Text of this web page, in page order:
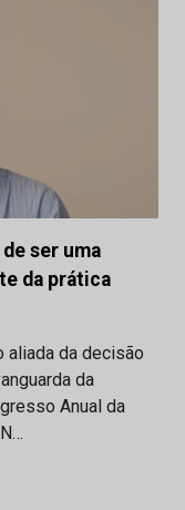
ser uma
da prática
aliada da decisão
da
Anual da